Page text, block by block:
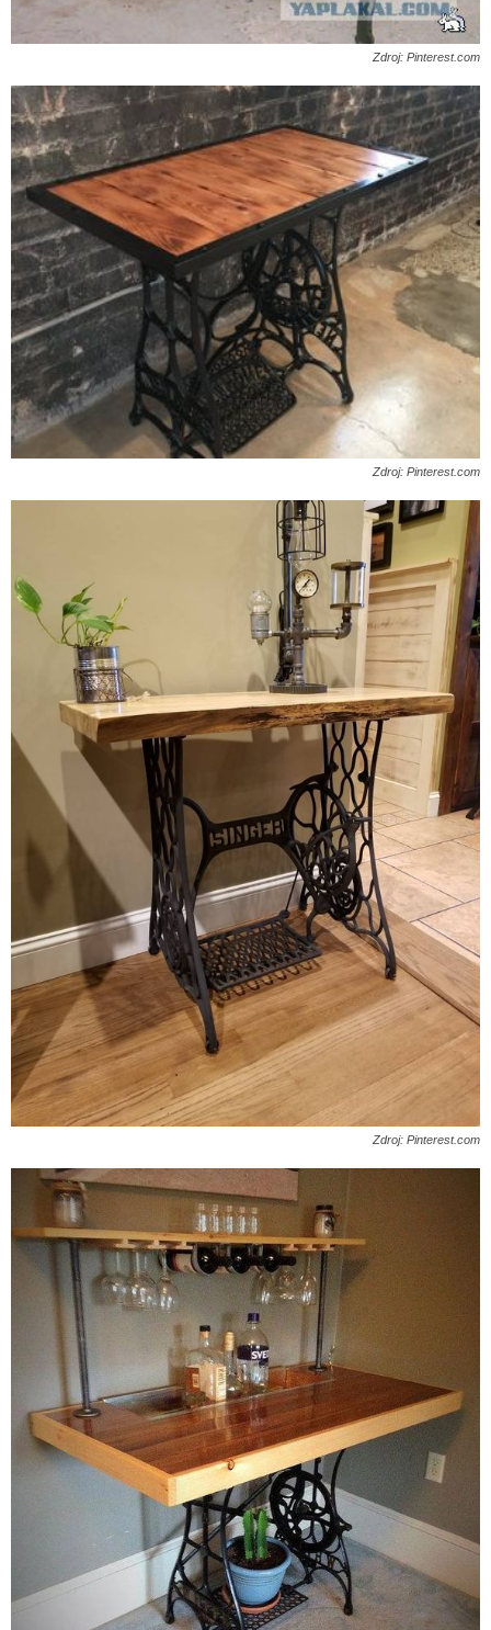
Zdroj: Pinterest.com
Zdroj: Pinterest.com
Zdroj: Pinterest.com